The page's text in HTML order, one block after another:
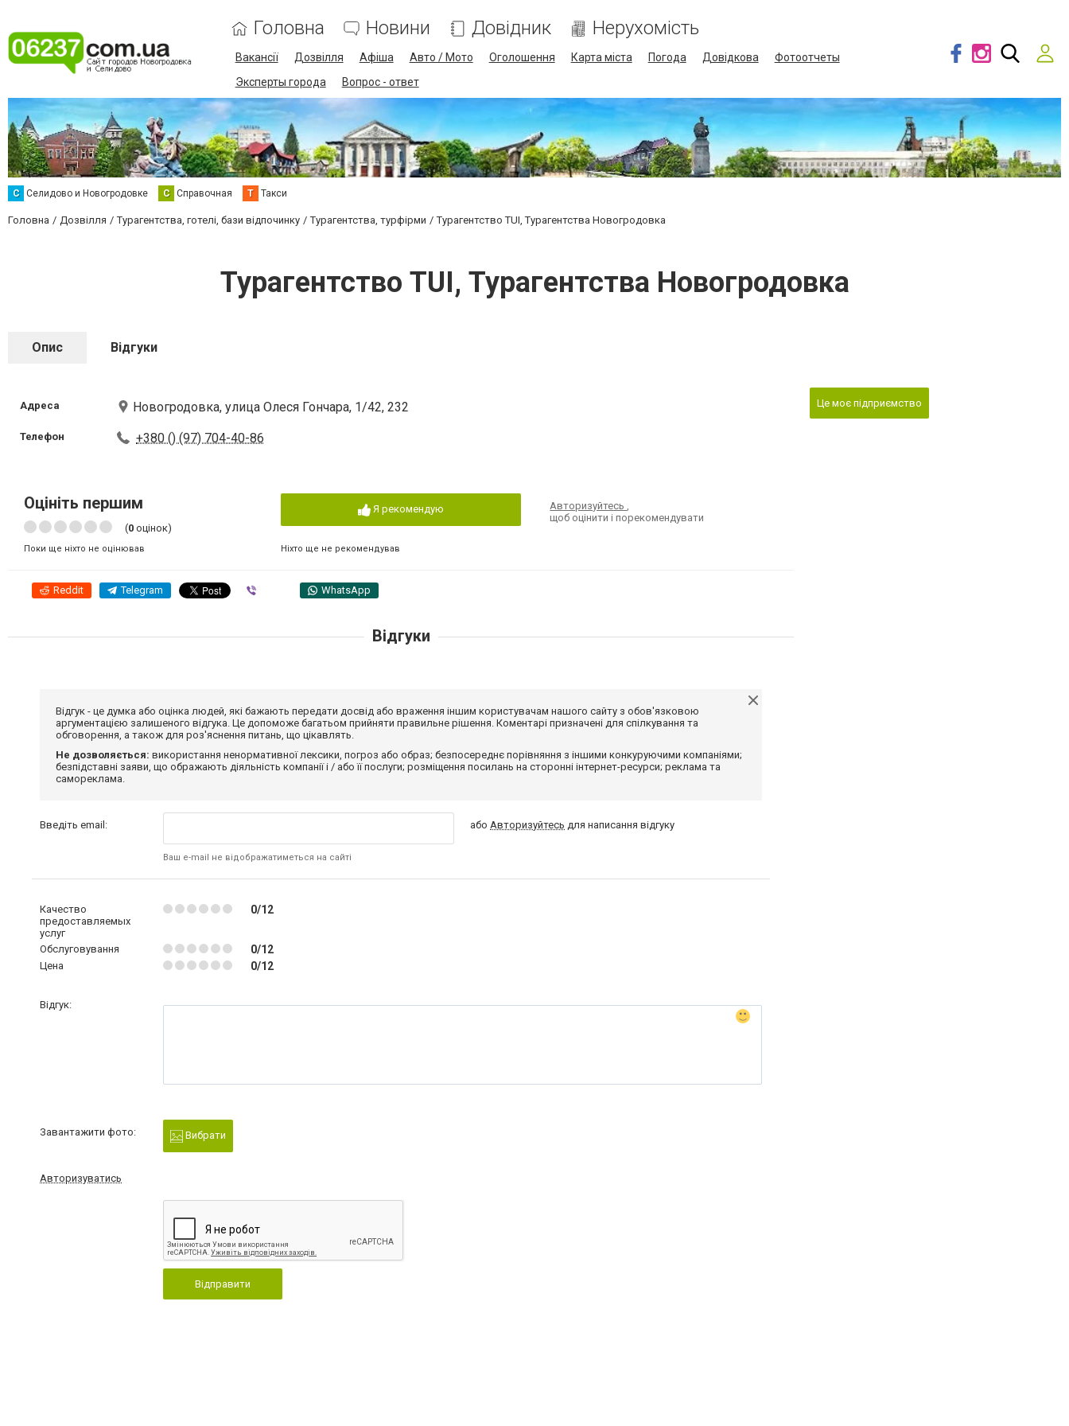
Головна Новини Довідник Нерухомість
Вакансії Дозвілля Афіша Авто / Мото Оголошення Карта міста Погода Довідкова
Фотоотчеты
Эксперты города
Вопрос - ответ
С Селидово и Новогродовке С Справочная Т Такси
Головна Дозвілля Турагентства, готелі, бази відпочинку Турагентства, турфірми Турагентство TUI, Турагентства Новогродовка
Турагентство TUI, Турагентства Новогродовка
Опис Відгуки
Адреса Новогродовка, улица Олеся Гончара, 1/42, 232
Телефон +380 () (97) 704-40-86
Оцініть першим
(0 оцінок)
Поки ще ніхто не оцінював
Я рекомендую
Ніхто ще не рекомендував
Авторизуйтесь,
щоб оцінити і порекомендувати
Reddit Telegram WhatsApp
Це моє підприємство
Відгуки
Відгук - це думка або оцінка людей, які бажають передати досвід або враження іншим користувачам нашого сайту з обов'язковою
аргументацією залишеного відгука. Це допоможе багатьом прийняти правильне рішення. Коментарі призначені для спілкування та
обговорення, а також для роз'яснення питань, що цікавлять.
Не дозволяється: використання ненормативної лексики, погроз або образ; безпосереднє порівняння з іншими конкуруючими компаніями;
безпідставні заяви, що ображають діяльність компанії і / або її послуги; розміщення посилань на сторонні інтернет-ресурси; реклама та
самореклама.
Введіть email:
Ваш e-mail не відображатиметься на сайті
абоАвторизуйтесь для написання відгуку
Качество
предоставляемых
услуг
0/12
Обслуговування 0/12
Цена 0/12
Відгук:
Завантажити фото: Вибрати
Авторизуватись
Відправити